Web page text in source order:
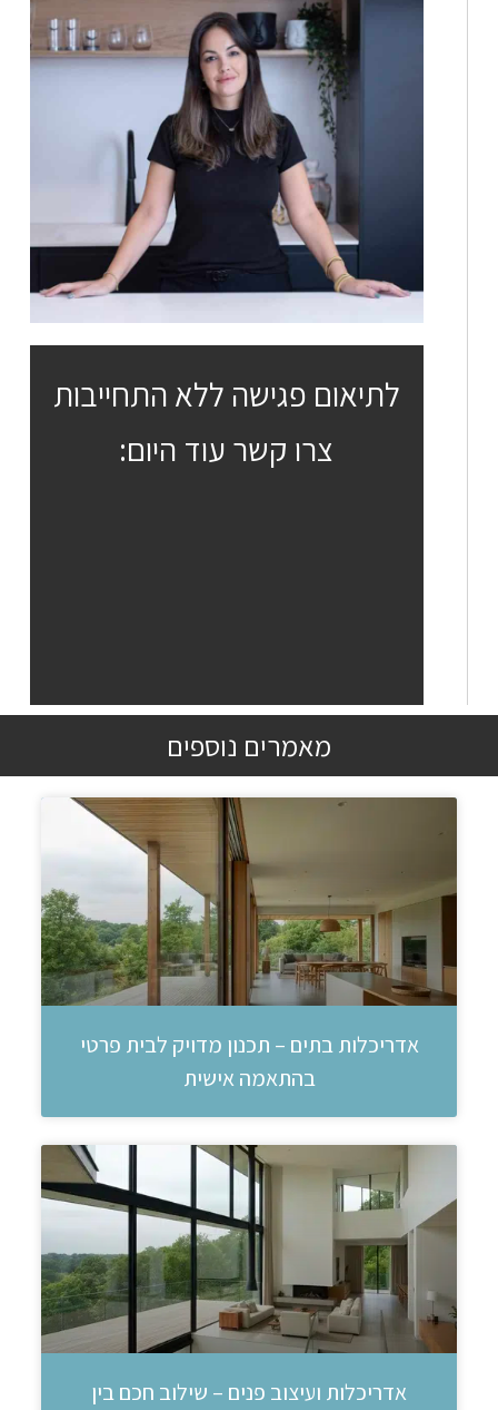
לתיאום פגישה ללא התחייבות
צרו קשר עוד היום:
מאמרים נוספים
אדריכלות בתים – תכנון מדויק לבית פרטי
בהתאמה אישית
אדריכלות ועיצוב פנים – שילוב חכם בין